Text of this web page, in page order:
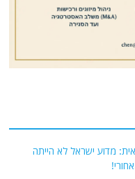
מדוע ישראל לא הייתה